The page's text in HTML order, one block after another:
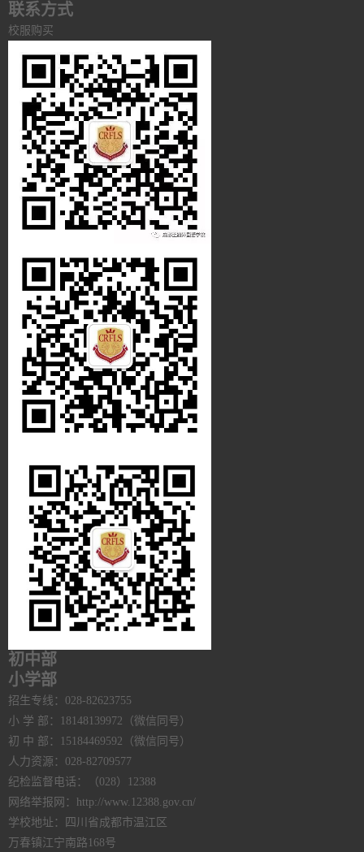
联系方式
校服购买
初中部
小学部
招生专线：028-82623755
小 学 部：18148139972（微信同号）
初 中 部：15184469592（微信同号）
人力资源：028-82709577
纪检监督电话：（028）12388
网络举报网：http://www.12388.gov.cn/
学校地址：四川省成都市温江区
万春镇江宁南路168号